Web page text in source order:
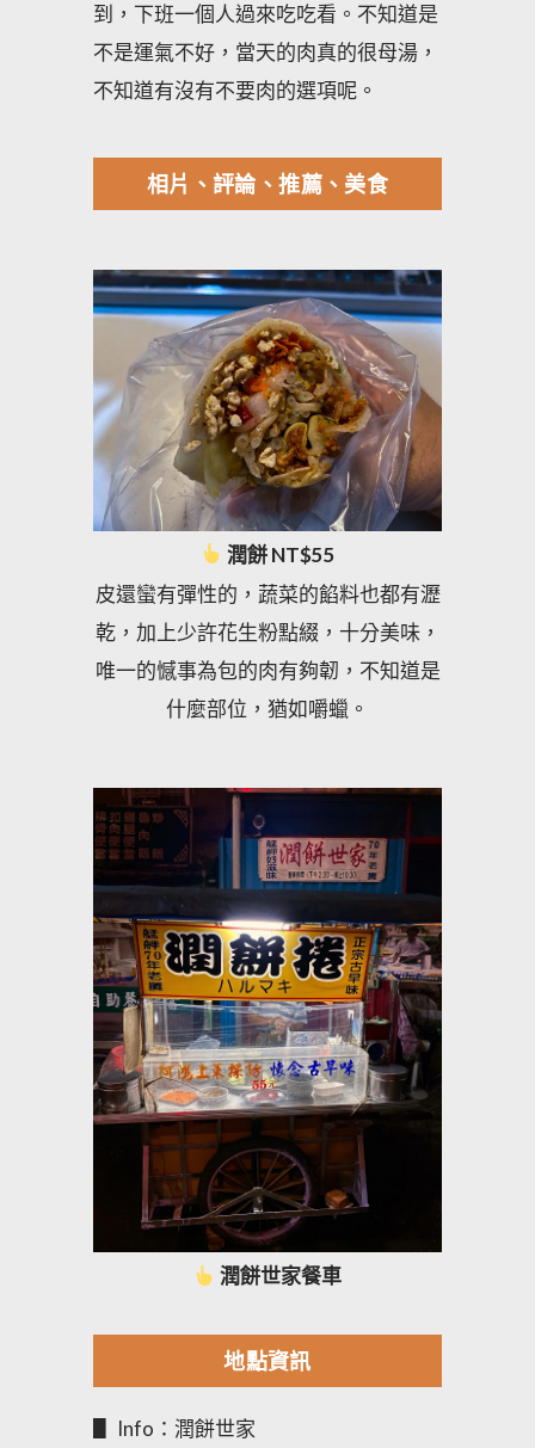
到，下班一個人過來吃吃看。不知道是
不是運氣不好，當天的肉真的很母湯，
不知道有沒有不要肉的選項呢。
相片、評論、推薦、美食
潤餅 NT$55
皮還蠻有彈性的，蔬菜的餡料也都有瀝
乾，加上少許花生粉點綴，十分美味，
唯一的憾事為包的肉有夠韌，不知道是
什麼部位，猶如嚼蠟。
潤餅世家餐車
地點資訊
▋ Info：潤餅世家